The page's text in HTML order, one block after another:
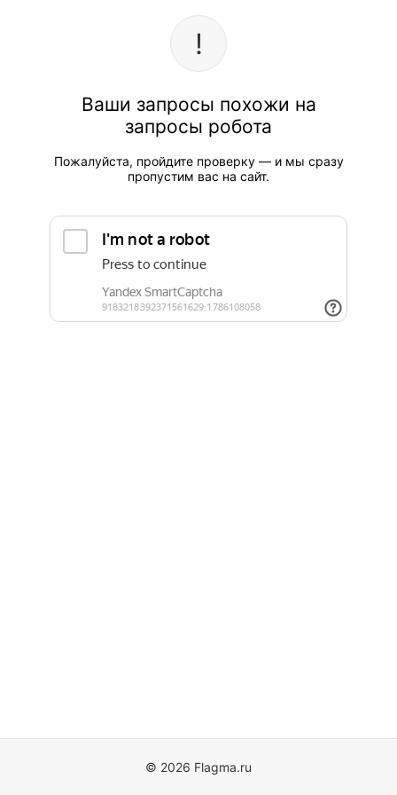
Ваши запросы похожи на
запросы робота
Пожалуйста, пройдите проверку — и мы сразу
пропустим вас на сайт.
© 2026 Flagma.ru